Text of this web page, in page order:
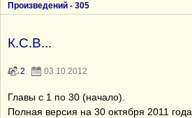
Произведений - 305
К.С.В...
2 03.10.2012
Главы с 1 по 30 (начало).
Полная версия на 30 октября 2011 года.